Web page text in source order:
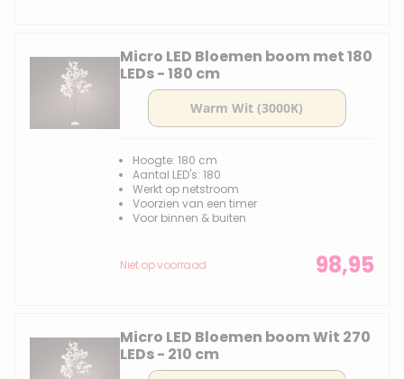
Micro LED Bloemen boom met 180
LEDs - 180 cm
Hoogte: 180 cm
Aantal LED's: 180
Werkt op netstroom
Voorzien van een timer
Voor binnen & buiten
Niet op voorraad 98,95
Micro LED Bloemen boom Wit 270
LEDs - 210 cm